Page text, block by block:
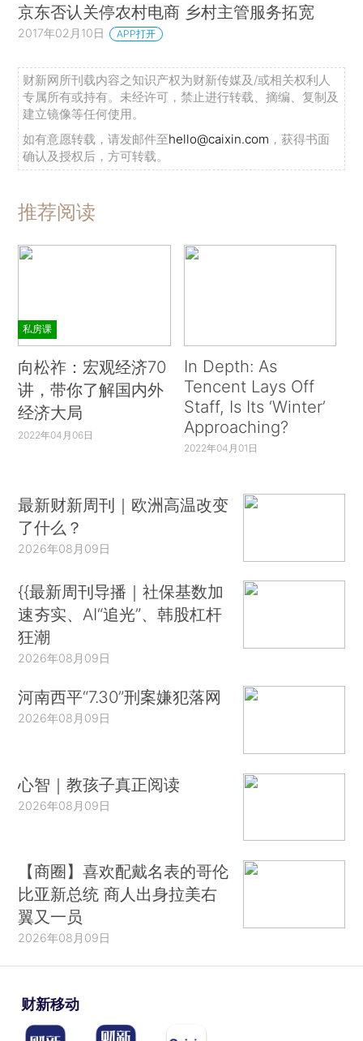
京东否认关停农村电商 乡村主管服务拓宽
2017年02月10日 APP打开
财新网所刊载内容之知识产权为财新传媒及/或相关权利人
专属所有或持有。未经许可，禁止进行转载、摘编、复制及
建立镜像等任何使用。
如有意愿转载，请发邮件至hello@caixin.com ，获得书面
确认及授权后，方可转载。
推荐阅读
私房课
向松祚：宏观经济70
讲，带你了解国内外
经济大局
2022年04月06日
In Depth: As
Tencent Lays Off
Staff, Is Its ‘Winter’
Approaching?
2022年04月01日
最新财新周刊｜欧洲高温改变
了什么？
2026年08月09日
{{最新周刊导播｜社保基数加
速夯实、AI“追光”、韩股杠杆
狂潮
2026年08月09日
河南西平“7.30”刑案嫌犯落网
2026年08月09日
心智｜教孩子真正阅读
2026年08月09日
【商圈】喜欢配戴名表的哥伦
比亚新总统 商人出身拉美右
翼又一员
2026年08月09日
财新移动